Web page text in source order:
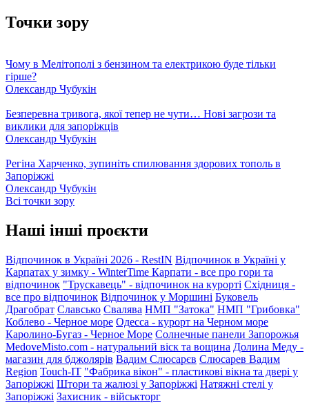
Точки зору
Чому в Мелітополі з бензином та електрикою буде тільки
гірше?
Олександр Чубукін
Безперевна тривога, якої тепер не чути… Нові загрози та
виклики для запоріжців
Олександр Чубукін
Регіна Харченко, зупиніть спилювання здорових тополь в
Запоріжжі
Олександр Чубукін
Всі точки зору
Наші інші проєкти
Відпочинок в Україні 2026 - RestIN Відпочинок в Україні у
Карпатах у зимку - WinterTime Карпати - все про гори та
відпочинок "Трускавець" - відпочинок на курорті Східниця -
все про відпочинок Відпочинок у Моршині Буковель
Драгобрат Славсько Свалява НМП "Затока" НМП "Грибовка"
Коблево - Черное море Одесса - курорт на Черном море
Каролино-Бугаз - Черное Море Солнечные панели Запорожья
MedoveMisto.com - натуральний віск та вощина Долина Меду -
магазин для бджолярів Вадим Слюсарєв Слюсарев Вадим
Region Touch-IT "Фабрика вікон" - пластикові вікна та двері у
Запоріжжі Штори та жалюзі у Запоріжжі Натяжні стелі у
Запоріжжі Захисник - військторг